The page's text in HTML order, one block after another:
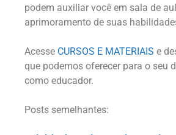
podem auxiliar você em sala de
aprimoramento de suas
Acesse CURSOS E MATERIAIS e
que podemos oferecer para o seu
como educador.
Posts semelhantes: